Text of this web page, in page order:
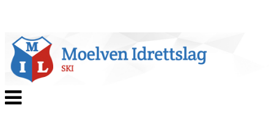
Veksle
navigasjon